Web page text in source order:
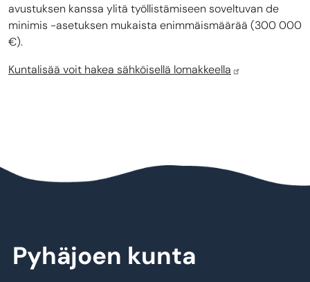
avustuksen kanssa ylitä työllistämiseen soveltuvan de
minimis -asetuksen mukaista enimmäismäärää (300 000
€).
Kuntalisää voit hakea sähköisellä lomakkeella
Pyhäjoen kunta